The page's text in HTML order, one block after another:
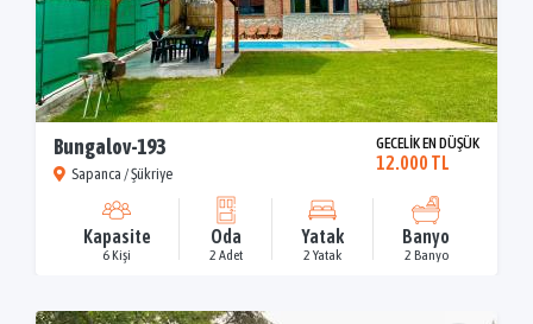
Bungalov-193
Sapanca / Şükriye
GECELİK EN DÜŞÜK
12.000 TL
Kapasite
6 Kişi
Oda
2 Adet
Yatak
2 Yatak
Banyo
2 Banyo